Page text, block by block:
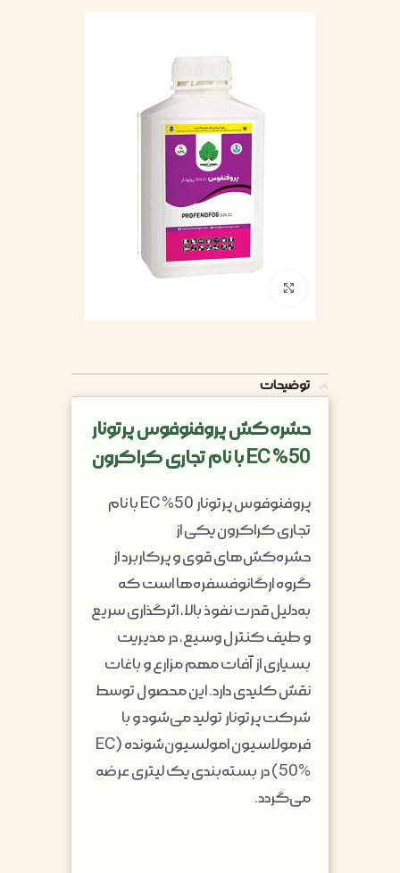
توضیحات
حشره‌کش پروفنوفوس پرتونار
50% EC با نام تجاری کراکرون
پروفنوفوس پرتونار 50% EC با نام
تجاری کراکرون یکی از
حشره‌کش‌های قوی و پرکاربرد از
گروه ارگانوفسفره‌ها است که
به‌دلیل قدرت نفوذ بالا، اثرگذاری سریع
و طیف کنترل وسیع، در مدیریت
بسیاری از آفات مهم مزارع و باغات
نقش کلیدی دارد. این محصول توسط
شرکت پرتونار تولید می‌شود و با
فرمولاسیون امولسیون‌شونده (EC
50%) در بسته‌بندی یک لیتری عرضه
می‌گردد.